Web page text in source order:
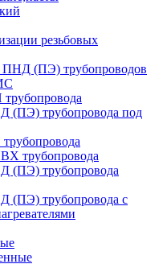
резьбовых
(ПЭ) трубопроводов
(ПЭ) трубопровода под
трубопровода
(ПЭ) трубопровода
(ПЭ) трубопровода с